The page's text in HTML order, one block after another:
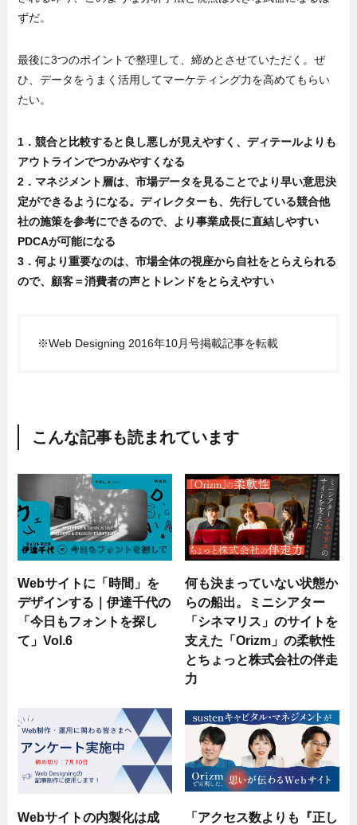
ずだ。
最後に3つのポイントで整理して、締めとさせていただく。ぜ
ひ、データをうまく活用してマーケティング力を高めてもらい
たい。
1．競合と比較すると良し悪しが見えやすく、ディテールよりも
アウトラインでつかみやすくなる
2．マネジメント層は、市場データを見ることでより早い意思決
定ができるようになる。ディレクターも、先行している競合他
社の施策を参考にできるので、より事業成長に直結しやすい
PDCAが可能になる
3．何より重要なのは、市場全体の視座から自社をとらえられる
ので、顧客＝消費者の声とトレンドをとらえやすい
※Web Designing 2016年10月号掲載記事を転載
こんな記事も読まれています
Webサイトに「時間」を
デザインする｜伊達千代の
「今日もフォントを探し
て」Vol.6
何も決まっていない状態か
らの船出。ミニシアター
「シネマリス」のサイトを
支えた「Orizm」の柔軟性
とちょっと株式会社の伴走
力
Webサイトの内製化は成
「アクセス数よりも『正し